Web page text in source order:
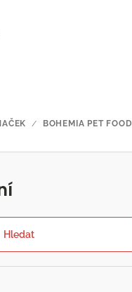
/ BOHEMIA PET FOOD
Hledat